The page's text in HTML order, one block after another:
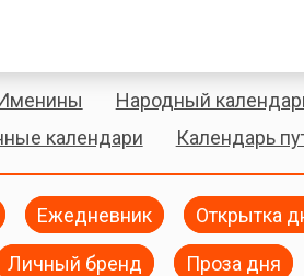
Народный
календари Календарь
Ежедневник Открытка
Личный бренд Проза дня